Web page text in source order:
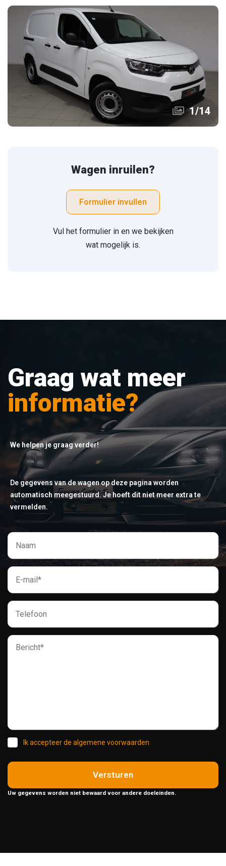
1/14
Wagen inruilen?
Formulier invullen
Vul het formulier in en we bekijken
wat mogelijk is.
Graag wat meer
informatie?
We helpen je graag verder!
De gegevens van de wagen op deze pagina worden
automatisch meegestuurd. Je hoeft dit niet meer extra te
vermelden.
Ik accepteer de algemene voorwaarden
Versturen
Uw gegevens worden niet bewaard voor andere doeleinden.